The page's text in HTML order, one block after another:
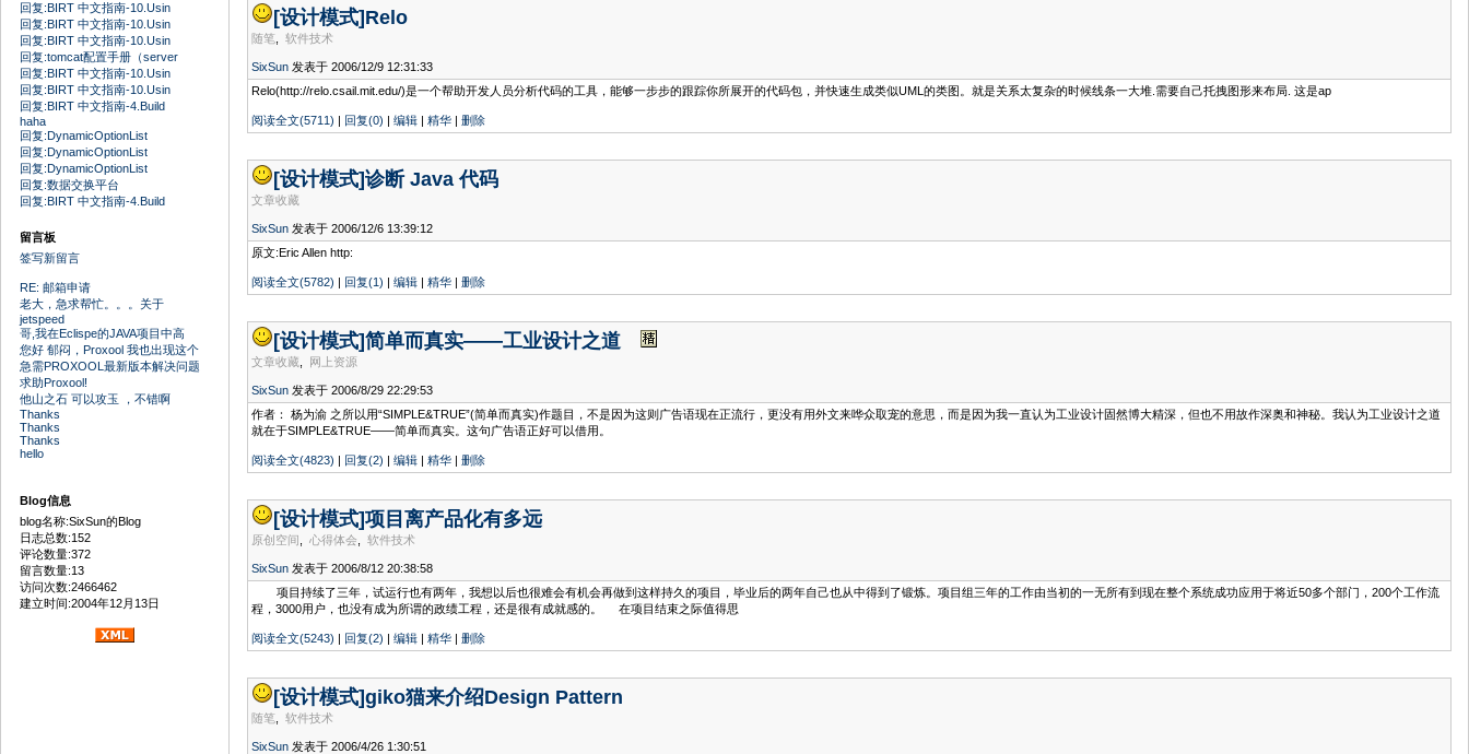
回复:BIRT 中文指南-10.Usin
回复:BIRT 中文指南-10.Usin
回复:BIRT 中文指南-10.Usin
回复:tomcat配置手册（server
回复:BIRT 中文指南-10.Usin
回复:BIRT 中文指南-10.Usin
回复:BIRT 中文指南-4.Build
haha
回复:DynamicOptionList
回复:DynamicOptionList
回复:DynamicOptionList
回复:数据交换平台
回复:BIRT 中文指南-4.Build
留言板
签写新留言
RE: 邮箱申请
老大，急求帮忙。。。关于
jetspeed
哥,我在Eclispe的JAVA项目中高
您好 郁闷，Proxool 我也出现这个
急需PROXOOL最新版本解决问题
求助Proxool!
他山之石 可以攻玉 ，不错啊
Thanks
Thanks
Thanks
hello
Blog信息
blog名称:SixSun的Blog
日志总数:152
评论数量:372
留言数量:13
访问次数:2466462
建立时间:2004年12月13日
[设计模式] Relo
随笔, 软件技术
SixSun发表于 2006/12/9 12:31:33
Relo(http://relo.csail.mit.edu/)是一个帮助开发人员分析代码的工具，能够一步步的跟踪你所展开的代码包，并快速生成类似UML的类图。就是关系太复杂的时候线条一大堆.需要自己托拽图形来布局. 这是ap
阅读全文(5711) | 回复(0) | 编辑| 精华| 删除
[设计模式]诊断 Java 代码
文章收藏
SixSun发表于 2006/12/6 13:39:12
原文:Eric Allen http:
阅读全文(5782) | 回复(1) | 编辑| 精华| 删除
[设计模式]简单而真实——工业设计之道
文章收藏 网上资源
SixSun发表于 2006/8/29 22:29:53
作者： 杨为渝 之所以用“SIMPLE&TRUE”(简单而真实)作题目，不是因为这则广告语现在正流行，更没有用外文来哗众取宠的意思，而是因为我一直认为工业设计固然博大精深，但也不用故作深奥和神秘。我认为工业设计之道
就在于SIMPLE&TRUE——简单而真实。这句广告语正好可以借用。
阅读全文(4823) | 回复(2) | 编辑| 精华| 删除
[设计模式]项目离产品化有多远
原创空间 心得体会 软件技术
SixSun发表于 2006/8/12 20:38:58
项目持续了三年，试运行也有两年，我想以后也很难会有机会再做到这样持久的项目，毕业后的两年自己也从中得到了锻炼。项目组三年的工作由当初的一无所有到现在整个系统成功应用于将近50多个部门，200个工作流
程，3000用户，也没有成为所谓的政绩工程，还是很有成就感的。 在项目结束之际值得思
阅读全文(5243) | 回复(2) | 编辑| 精华| 删除
[设计模式]giko猫来介绍Design Pattern
随笔, 软件技术
SixSun发表于 2006/4/26 1:30:51